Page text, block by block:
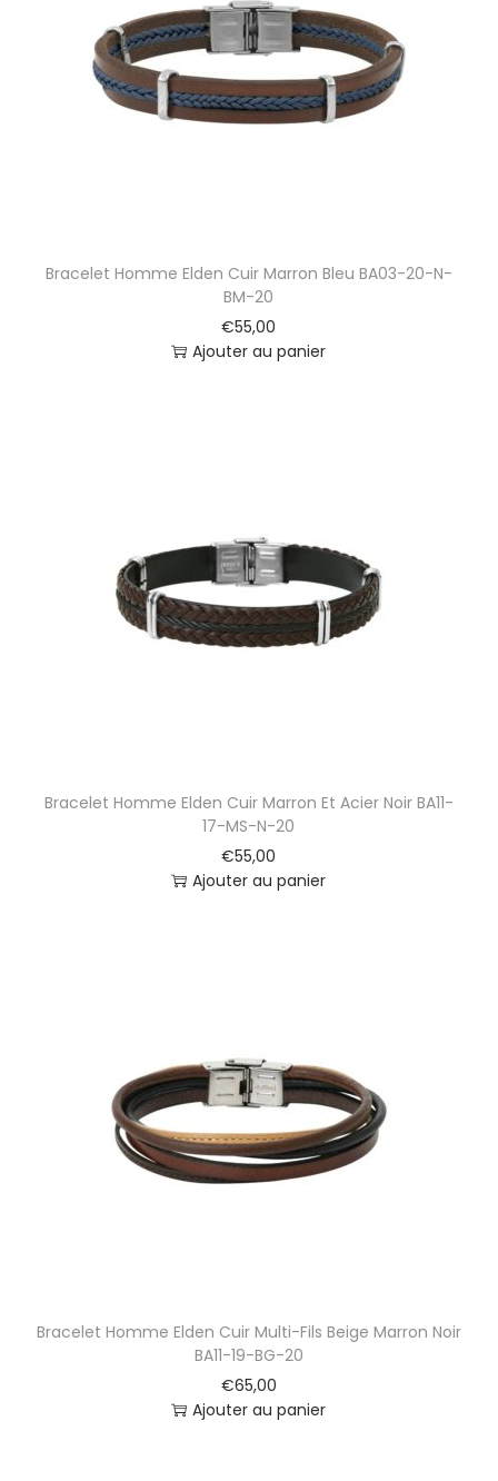
t
i
n
Bracelet Homme Elden Cuir Marron Bleu BA03-20-N-
BM-20
€55,00
Ajouter au panier
Bracelet Homme Elden Cuir Marron Et Acier Noir BA11-
17-MS-N-20
€55,00
Ajouter au panier
Bracelet Homme Elden Cuir Multi-Fils Beige Marron Noir
BA11-19-BG-20
€65,00
Ajouter au panier